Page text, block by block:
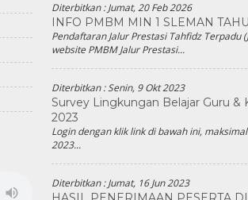
Diterbitkan :Jumat, 20 Feb 2026
INFO PMBM MIN 1 SLEMAN
Pendaftaran Jalur Prestasi Tahfidz Terpadu
website PMBM Jalur Prestasi...
Diterbitkan :Senin, 9 Okt 2023
Survey Lingkungan Belajar Guru &
2023
Login dengan klik link di bawah ini,
2023...
Diterbitkan :Jumat, 16 Jun 2023